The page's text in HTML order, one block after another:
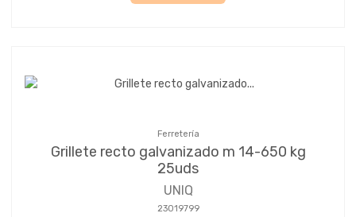
Ferretería
Grillete recto galvanizado m 14-650 kg
25uds
UNIQ
23019799